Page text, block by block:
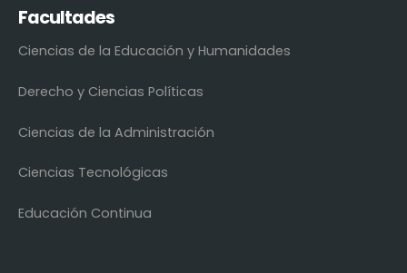
Facultades
Ciencias de la Educación y Humanidades
Derecho y Ciencias Políticas
Ciencias de la Administración
Ciencias Tecnológicas
Educación Continua